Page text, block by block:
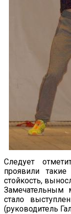
Следует
проявили
стойкость,
Замечательным
стало
(руководитель